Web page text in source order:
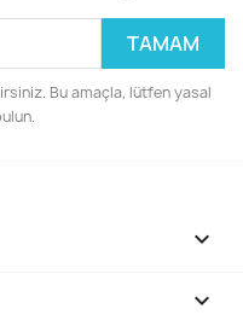
Bu amaçla, lütfen yasal

